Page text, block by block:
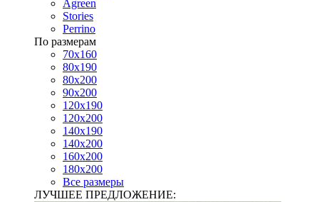
Agreen
Stories
Perrino
По размерам
70х160
80х190
80х200
90х200
120х190
120х200
140х190
140х200
160х200
180х200
Все размеры
ЛУЧШЕЕ ПРЕДЛОЖЕНИЕ: